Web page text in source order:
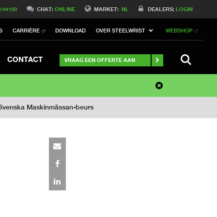
MARKET: NL DEALERS: LOGIN
CHAT:ONLINE
CARRIÈRE DOWNLOAD OVER STEELWRIST WEBSHOP
CONTACT VRAAG EEN OFFERTE AAN
Maskinmässan-beurs